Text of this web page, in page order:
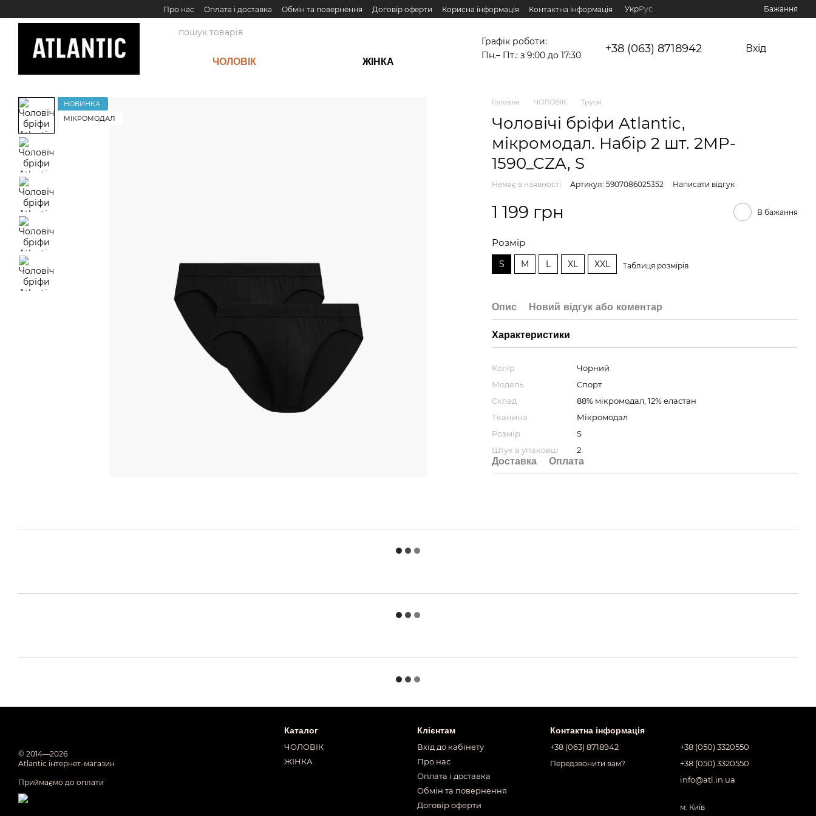
Про нас Оплата і доставка Обмін та повернення Договір оферти Корисна інформація Контактна інформація УкрРус Бажання
ЧОЛОВІК ЖІНКА
Графік роботи:
Пн.– Пт.: з 9:00 до 17:30
+38 (063) 8718942 Вхід
НОВИНКА
МІКРОМОДАЛ
Головна ЧОЛОВІК Труси
Чоловічі бріфи Atlantic,
мікромодал. Набір 2 шт. 2MP-
1590_CZA, S
Немає в наявності Артикул: 5907086025352 Написати відгук
1 199 грн В бажання
Розмір
S M L XL XXL Таблиця розмірів
Опис Новий відгук або коментар
Характеристики
Колір
Чорний
Модель
Спорт
Склад
88% мікромодал, 12% еластан
Тканина
Мікромодал
Розмір
S
Штук в упаковці
2
Доставка Оплата
© 2014—2026
Atlantic інтернет-магазин
Приймаємо до оплати
Каталог
ЧОЛОВІК
ЖІНКА
Клієнтам
Вхід до кабінету
Про нас
Оплата і доставка
Обмін та повернення
Договір оферти
Контактна інформація
+38 (063) 8718942
Передзвонити вам?
+38 (050) 3320550
+38 (050) 3320550
info@atl.in.ua
м. Київ